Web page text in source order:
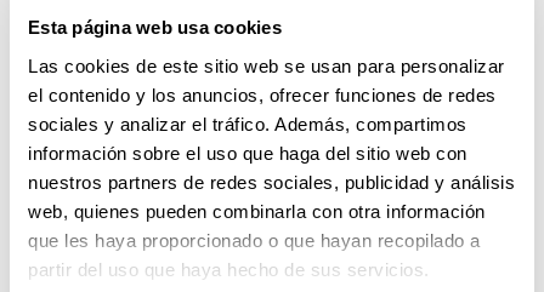
Esta página web usa cookies
Las cookies de este sitio web se usan para personalizar
el contenido y los anuncios, ofrecer funciones de redes
sociales y analizar el tráfico. Además, compartimos
información sobre el uso que haga del sitio web con
nuestros partners de redes sociales, publicidad y análisis
web, quienes pueden combinarla con otra información
que les haya proporcionado o que hayan recopilado a
partir del uso que haya hecho de sus servicios.
defiendas.
AMOR:Aplica tu experiencia en el área
sentimental y evita repetir errores del pasado
pero, al mismo tiempo, date chance de disfrutar
lo que sea que estés viviendo.
Libra
Plantéate metas que, aunque te reten, sean
viables, pues se te augura un gran avance si